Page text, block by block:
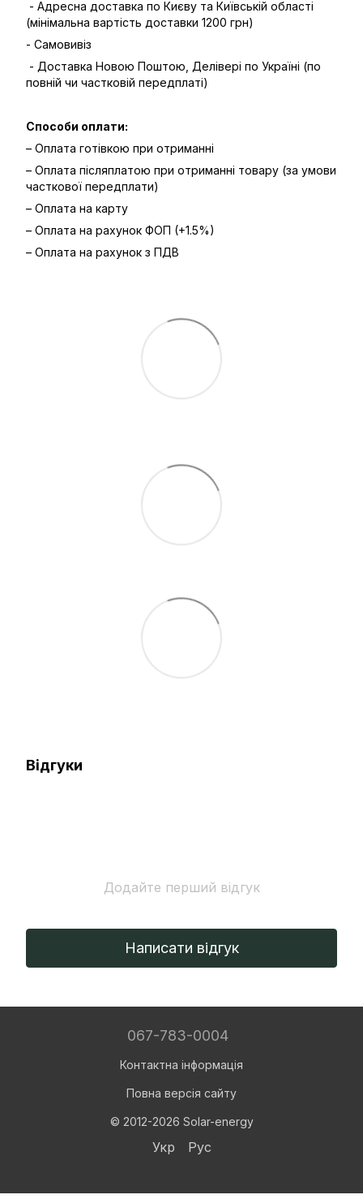
- Адресна доставка по Києву та Київській області
(мінімальна вартість доставки 1200 грн)
- Самовивіз
- Доставка Новою Поштою, Делівері по Україні (по
повній чи частковій передплаті)
Способи оплати:
– Оплата готівкою при отриманні
– Оплата післяплатою при отриманні товару (за умови
часткової передплати)
– Оплата на карту
– Оплата на рахунок ФОП (+1.5%)
– Оплата на рахунок з ПДВ
Відгуки
Додайте перший відгук
Написати відгук
067-783-0004
Контактна інформація
Повна версія сайту
© 2012-2026 Solar-energy
Укр Рус